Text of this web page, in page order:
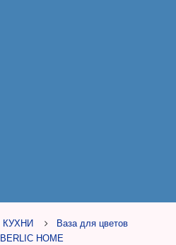
Ваза для цветов
HOME